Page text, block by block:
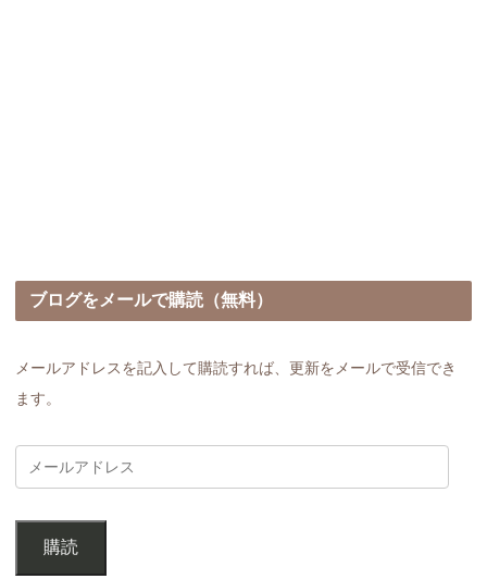
ブログをメールで購読（無料）
メールアドレスを記入して購読すれば、更新をメールで受信でき
ます。
購読